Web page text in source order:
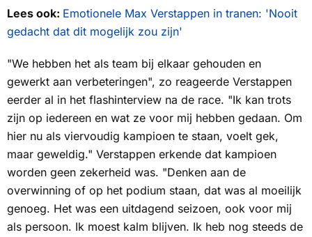
Lees ook: Emotionele Max Verstappen in tranen: 'Nooit
gedacht dat dit mogelijk zou zijn'
"We hebben het als team bij elkaar gehouden en
gewerkt aan verbeteringen", zo reageerde Verstappen
eerder al in het flashinterview na de race. "Ik kan trots
zijn op iedereen en wat ze voor mij hebben gedaan. Om
hier nu als viervoudig kampioen te staan, voelt gek,
maar geweldig." Verstappen erkende dat kampioen
worden geen zekerheid was. "Denken aan de
overwinning of op het podium staan, dat was al moeilijk
genoeg. Het was een uitdagend seizoen, ook voor mij
als persoon. Ik moest kalm blijven. Ik heb nog steeds de